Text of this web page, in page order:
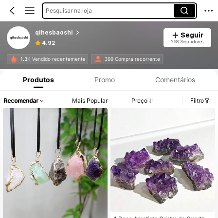
Pesquisar na loja
qihesbaoshi
4.92
Seguir
268 Seguidores
1.3K Vendido recentemente 399 Compra recorrente
Produtos Promo Comentários
Recomendar Mais Popular Preço Filtro